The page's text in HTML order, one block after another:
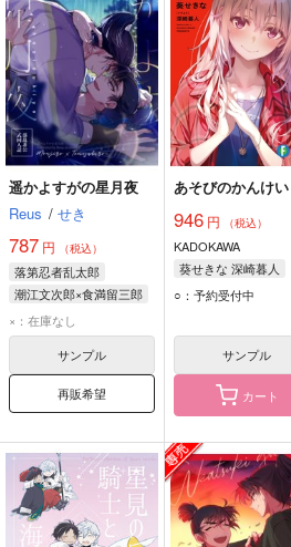
遥かよすがの星月夜
Reus / せき
787 円 （税込）
落第忍者乱太郎
潮江文次郎×食満留三郎
潮江文次郎
食満留三郎
×：在庫なし
サンプル
再販希望
あそびのかんけ
946 円 （税込）
KADOKAWA
葵せきな 深崎暮人
○：予約受付中
サンプル
カート